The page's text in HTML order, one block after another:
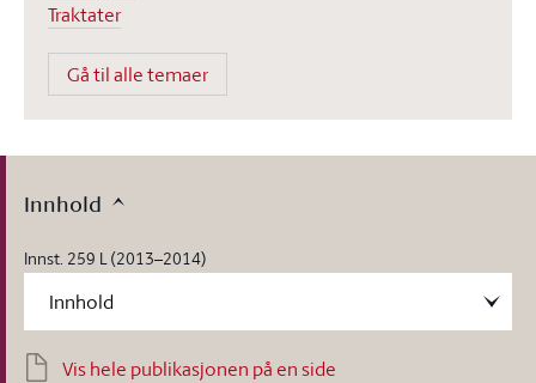
Traktater
Gå til alle temaer
Innhold
Innst. 259 L (2013–2014)
Vis hele publikasjonen på en side